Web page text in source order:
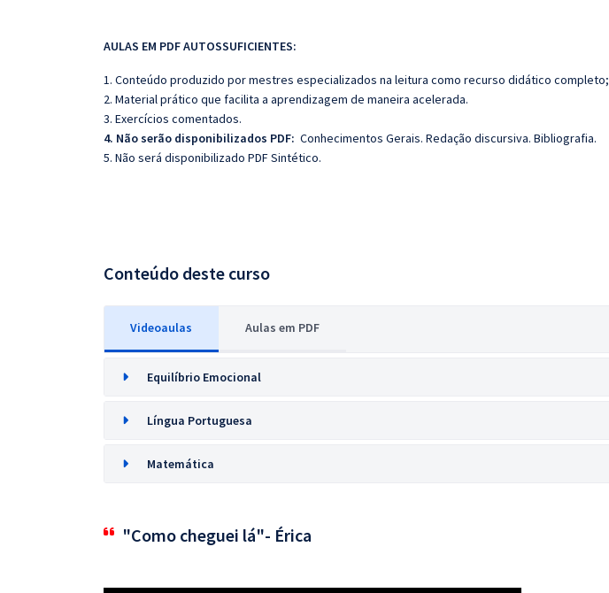
AULAS EM PDF AUTOSSUFICIENTES:
1. Conteúdo produzido por mestres especializados na leitura como recurso didático completo;
2. Material prático que facilita a aprendizagem de maneira acelerada.
3. Exercícios comentados.
4. Não serão disponibilizados PDF: Conhecimentos Gerais. Redação discursiva. Bibliografia.
5. Não será disponibilizado PDF Sintético.
Conteúdo deste curso
Videoaulas Aulas em PDF
Equilíbrio Emocional
Língua Portuguesa
Matemática
"Como cheguei lá"- Érica